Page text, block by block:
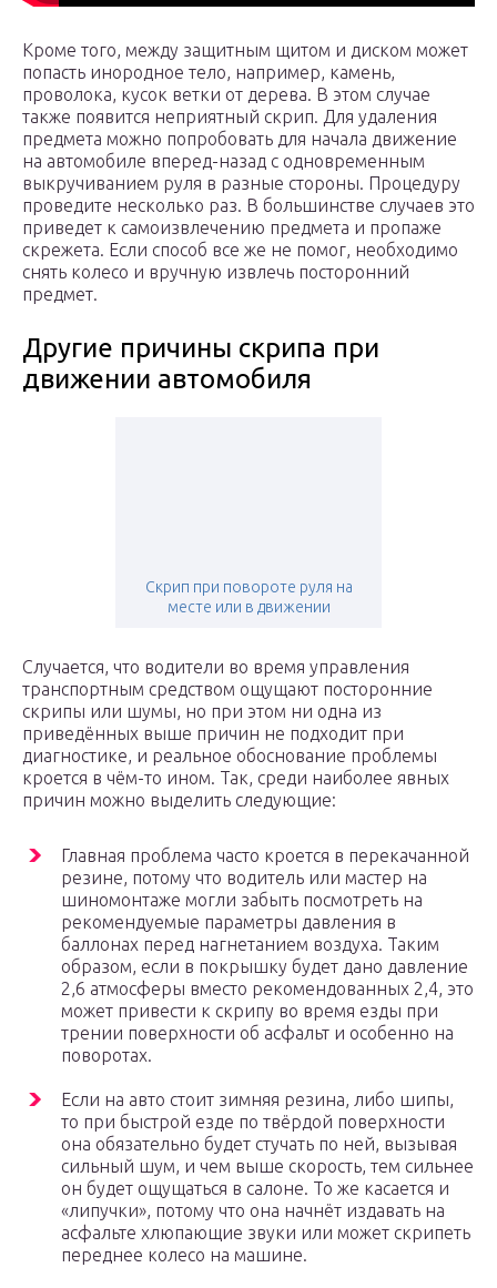
Кроме того, между защитным щитом и диском может
попасть инородное тело, например, камень,
проволока, кусок ветки от дерева. В этом случае
также появится неприятный скрип. Для удаления
предмета можно попробовать для начала движение
на автомобиле вперед-назад с одновременным
выкручиванием руля в разные стороны. Процедуру
проведите несколько раз. В большинстве случаев это
приведет к самоизвлечению предмета и пропаже
скрежета. Если способ все же не помог, необходимо
снять колесо и вручную извлечь посторонний
предмет.
Другие причины скрипа при
движении автомобиля
Скрип при повороте руля на
месте или в движении
Случается, что водители во время управления
транспортным средством ощущают посторонние
скрипы или шумы, но при этом ни одна из
приведённых выше причин не подходит при
диагностике, и реальное обоснование проблемы
кроется в чём-то ином. Так, среди наиболее явных
причин можно выделить следующие:
Главная проблема часто кроется в перекачанной
резине, потому что водитель или мастер на
шиномонтаже могли забыть посмотреть на
рекомендуемые параметры давления в
баллонах перед нагнетанием воздуха. Таким
образом, если в покрышку будет дано давление
2,6 атмосферы вместо рекомендованных 2,4, это
может привести к скрипу во время езды при
трении поверхности об асфальт и особенно на
поворотах.
Если на авто стоит зимняя резина, либо шипы,
то при быстрой езде по твёрдой поверхности
она обязательно будет стучать по ней, вызывая
сильный шум, и чем выше скорость, тем сильнее
он будет ощущаться в салоне. То же касается и
«липучки», потому что она начнёт издавать на
асфальте хлюпающие звуки или может скрипеть
переднее колесо на машине.